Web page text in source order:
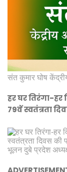
संत कुमार घोष
हर घर तिरंगा-हर
79वें स्वतंत्रता
भूलन दुबे प्रदेश